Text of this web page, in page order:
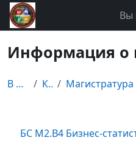
Перейти к основному
Вы
Информация о
В начало Курсы
БС М2.В4 Бизнес-